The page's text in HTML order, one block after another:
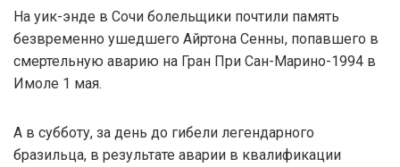
На уик-энде в Сочи болельщики почтили память
безвременно ушедшего Айртона Сенны, попавшего в
смертельную аварию на Гран При Сан-Марино-1994 в
Имоле 1 мая.
А в субботу, за день до гибели легендарного
бразильца, в результате аварии в квалификации